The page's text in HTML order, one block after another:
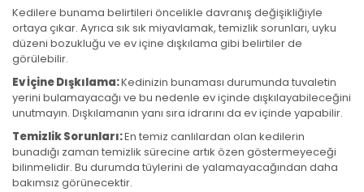
Kedilere bunama belirtileri öncelikle davranış değişikliğiyle
ortaya çıkar. Ayrıca sık sık miyavlamak, temizlik sorunları, uyku
düzeni bozukluğu ve ev içine dışkılama gibi belirtiler de
görülebilir.
Ev İçine Dışkılama:Kedinizin bunaması durumunda tuvaletin
yerini bulamayacağı ve bu nedenle ev içinde dışkılayabileceğini
unutmayın. Dışkılamanın yanı sıra idrarını da ev içinde yapabilir.
Temizlik Sorunları:En temiz canlılardan olan kedilerin
bunadığı zaman temizlik sürecine artık özen göstermeyeceği
bilinmelidir. Bu durumda tüylerini de yalamayacağından daha
bakımsız görünecektir.